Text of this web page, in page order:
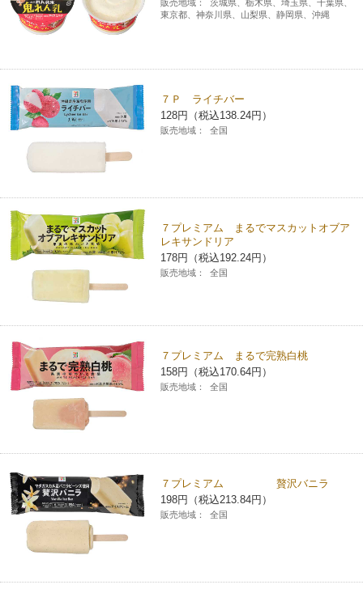
販売地域：
茨城県、栃木県、埼玉県、千葉県、
東京都、神奈川県、山梨県、静岡県、沖縄
７Ｐ ライチバー
128円（税込138.24円）
販売地域： 全国
７プレミアム まるでマスカットオブア
レキサンドリア
178円（税込192.24円）
販売地域： 全国
７プレミアム まるで完熟白桃
158円（税込170.64円）
販売地域： 全国
７プレミアム 贅沢バニラ
198円（税込213.84円）
販売地域： 全国